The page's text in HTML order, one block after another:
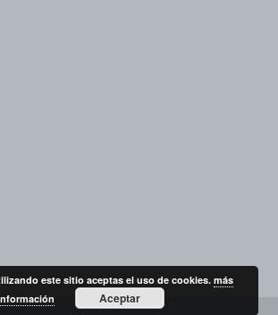
este sitio aceptas el uso de cookies. más
Aceptar